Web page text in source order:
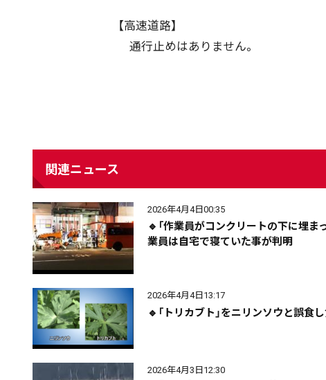
【高速道路】
通行止めはありません。
関連ニュース
2026年4月4日00:35
🔹「作業員がコンクリートの下に埋
業員は自宅で寝ていた事が判明
2026年4月4日13:17
🔹「トリカブト」をニリンソウと誤
2026年4月3日12:30
エリア 道北 道央 道南